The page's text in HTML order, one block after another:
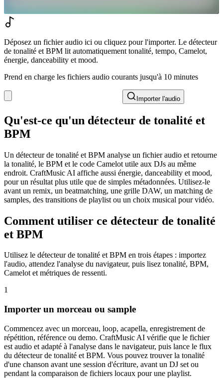
Déposez un fichier audio ici ou cliquez pour l'importer. Le détecteur
de tonalité et BPM lit automatiquement tonalité, tempo, Camelot,
énergie, danceability et mood.
Prend en charge les fichiers audio courants jusqu'à 10 minutes
Importer l'audio
Qu'est-ce qu'un détecteur de tonalité et
BPM
Un détecteur de tonalité et BPM analyse un fichier audio et retourne
la tonalité, le BPM et le code Camelot utile aux DJs au même
endroit. CraftMusic AI affiche aussi énergie, danceability et mood,
pour un résultat plus utile que de simples métadonnées. Utilisez-le
avant un remix, un beatmatching, une grille DAW, un matching de
samples, des transitions de playlist ou un choix musical pour vidéo.
Comment utiliser ce détecteur de tonalité
et BPM
Utilisez le détecteur de tonalité et BPM en trois étapes : importez
l'audio, attendez l'analyse du navigateur, puis lisez tonalité, BPM,
Camelot et métriques de ressenti.
1
Importer un morceau ou sample
Commencez avec un morceau, loop, acapella, enregistrement de
répétition, référence ou demo. CraftMusic AI vérifie que le fichier
est audio et adapté à l'analyse dans le navigateur, puis lance le flux
du détecteur de tonalité et BPM. Vous pouvez trouver la tonalité
d'une chanson avant une session d'écriture, avant un DJ set ou
pendant la comparaison de fichiers locaux pour une playlist.